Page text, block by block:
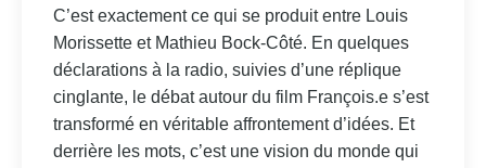
C’est exactement ce qui se produit entre Louis
Morissette et Mathieu Bock-Côté. En quelques
déclarations à la radio, suivies d’une réplique
cinglante, le débat autour du film François.e s’est
transformé en véritable affrontement d’idées. Et
derrière les mots, c’est une vision du monde qui